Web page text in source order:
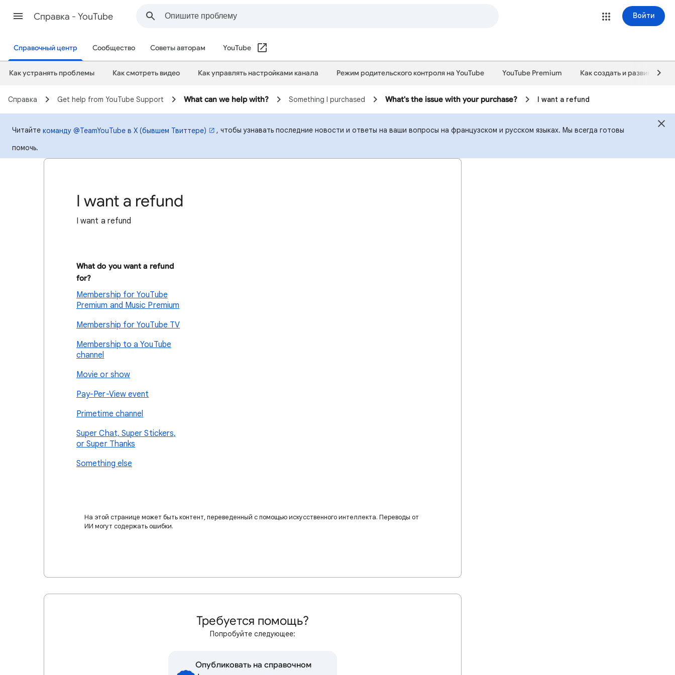
Cправка - YouTube Войти
Справочный центр Сообщество Советы авторам YouTube
Как устранять проблемы Как смотреть видео Как управлять настройками канала Режим родительского контроля на YouTube YouTube Premium Как создать и развивать
Cправка Get help from YouTube Support What can we help with? Something I purchased What's the issue with your purchase? I want a refund
Читайте команду @TeamYouTube в X (бывшем Твиттере)
, чтобы узнавать последние новости и ответы на ваши вопросы на французском и русском языках. Мы всегда готовы
помочь.
I want a refund
I want a refund
What do you want a refund
for?
Membership for YouTube
Premium and Music Premium
Membership for YouTube TV
Membership to a YouTube
channel
Movie or show
Pay-Per-View event
Primetime channel
Super Chat, Super Stickers,
or Super Thanks
Something else
На этой странице может быть контент, переведенный с помощью искусственного интеллекта. Переводы от
ИИ могут содержать ошибки.
Требуется помощь?
Попробуйте следующее:
Опубликовать на справочном